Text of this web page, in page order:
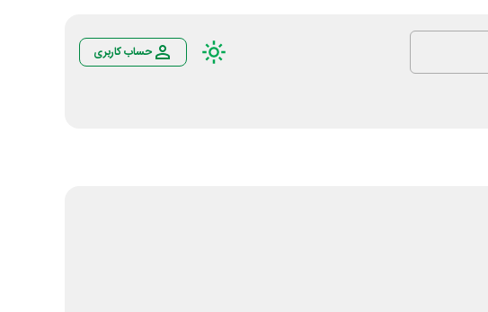
حساب کاربری